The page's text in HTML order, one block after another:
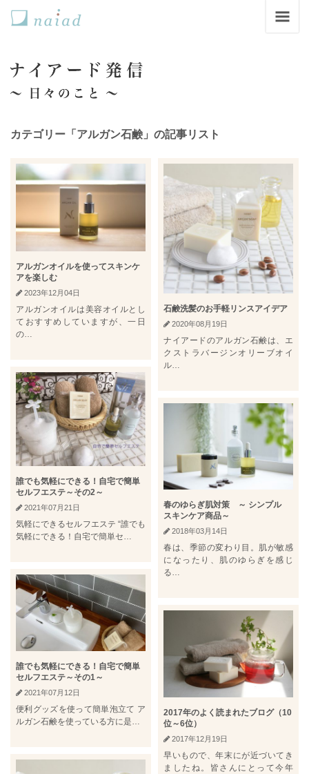
カテゴリー「アルガン石鹸」の記事リスト
アルガンオイルを使ってスキンケ
アを楽しむ
2023年12月04日
アルガンオイルは美容オイルとし
ておすすめしていますが、一日
の…
誰でも気軽にできる！自宅で簡単
セルフエステ～その2～
2021年07月21日
気軽にできるセルフエステ “誰でも
気軽にできる！自宅で簡単セ…
誰でも気軽にできる！自宅で簡単
セルフエステ～その1～
2021年07月12日
便利グッズを使って簡単泡立て ア
ルガン石鹸を使っている方に是…
石鹸洗髪のお手軽リンスアイデア
2020年08月19日
ナイアードのアルガン石鹸は、エ
クストラバージンオリーブオイ
ル…
春のゆらぎ肌対策 ～ シンプル
スキンケア商品～
2018年03月14日
春は、季節の変わり目。肌が敏感
になったり、肌のゆらぎを感じ
る…
2017年のよく読まれたブログ（10
位～6位）
2017年12月19日
早いもので、年末にが近づいてき
ましたね。皆さんにとって今年